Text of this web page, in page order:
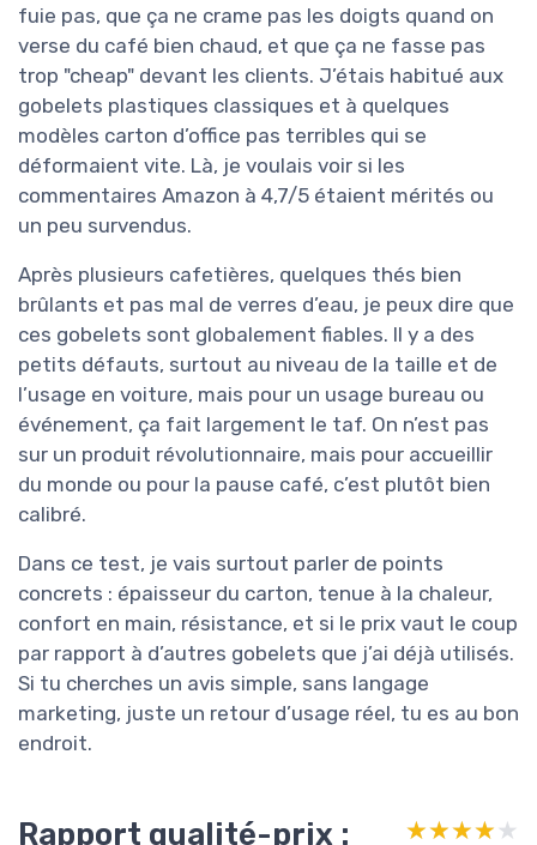
fuie pas, que ça ne crame pas les doigts quand on
verse du café bien chaud, et que ça ne fasse pas
trop "cheap" devant les clients. J’étais habitué aux
gobelets plastiques classiques et à quelques
modèles carton d’office pas terribles qui se
déformaient vite. Là, je voulais voir si les
commentaires Amazon à 4,7/5 étaient mérités ou
un peu survendus.
Après plusieurs cafetières, quelques thés bien
brûlants et pas mal de verres d’eau, je peux dire que
ces gobelets sont globalement fiables. Il y a des
petits défauts, surtout au niveau de la taille et de
l’usage en voiture, mais pour un usage bureau ou
événement, ça fait largement le taf. On n’est pas
sur un produit révolutionnaire, mais pour accueillir
du monde ou pour la pause café, c’est plutôt bien
calibré.
Dans ce test, je vais surtout parler de points
concrets : épaisseur du carton, tenue à la chaleur,
confort en main, résistance, et si le prix vaut le coup
par rapport à d’autres gobelets que j’ai déjà utilisés.
Si tu cherches un avis simple, sans langage
marketing, juste un retour d’usage réel, tu es au bon
endroit.
Rapport qualité-prix : ★★★★★
★★★★★